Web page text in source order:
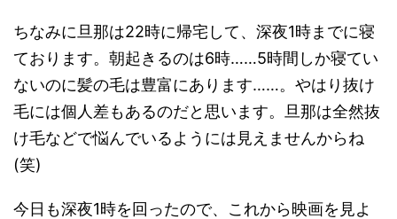
ちなみに旦那は22時に帰宅して、深夜1時までに寝
ております。朝起きるのは6時……5時間しか寝てい
ないのに髪の毛は豊富にあります……。やはり抜け
毛には個人差もあるのだと思います。旦那は全然抜
け毛などで悩んでいるようには見えませんからね
(笑)
今日も深夜1時を回ったので、これから映画を見よ